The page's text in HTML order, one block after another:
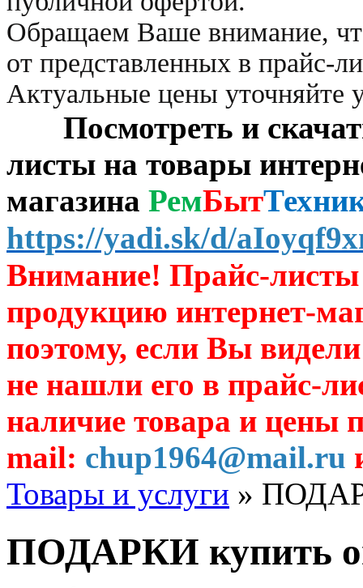
Обращаем Ваше внимание,
от представленных в прайс-
Актуальные цены уточняйте
Посмотреть и
листы на товары
магазина РемБыт
https://yadi.sk/d/
Внимание! Прайс-листы
продукцию интернет-
поэтому, если Вы
не нашли его в прайс-
наличие товара и цены
mail: chup1964@mail.ru
Товары и услуги »
ПОДАРКИ купить